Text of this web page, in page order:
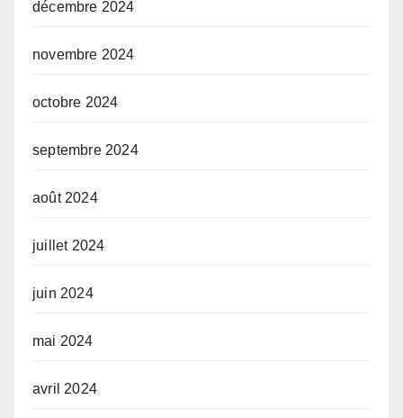
décembre 2024
novembre 2024
octobre 2024
septembre 2024
août 2024
juillet 2024
juin 2024
mai 2024
avril 2024